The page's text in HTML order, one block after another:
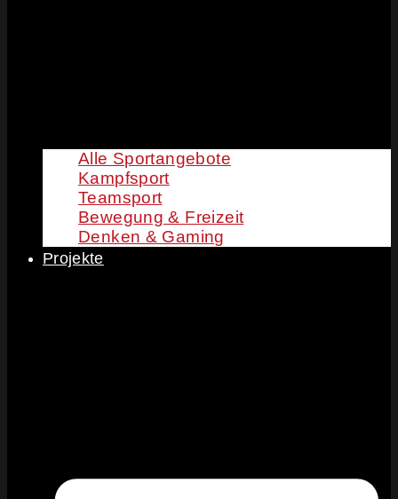
Alle Sportangebote
Kampfsport
Teamsport
Bewegung & Freizeit
Denken & Gaming
Projekte